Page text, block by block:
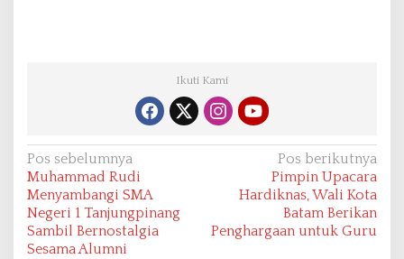
Ikuti Kami
N
a
v
i
Pos sebelumnya
Muhammad Rudi
Menyambangi SMA
Negeri 1 Tanjungpinang
Sambil Bernostalgia
Sesama Alumni
Pos berikutnya
Pimpin Upacara
Hardiknas, Wali Kota
Batam Berikan
Penghargaan untuk Guru